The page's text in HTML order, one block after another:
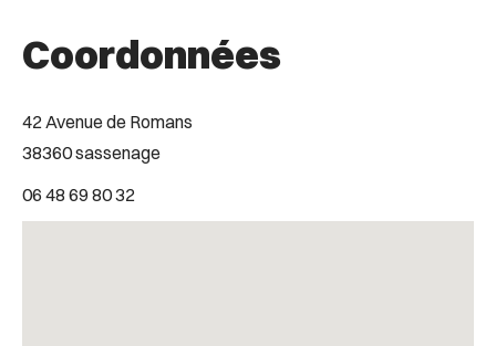
Coordonnées
42 Avenue de Romans
38360 sassenage
06 48 69 80 32